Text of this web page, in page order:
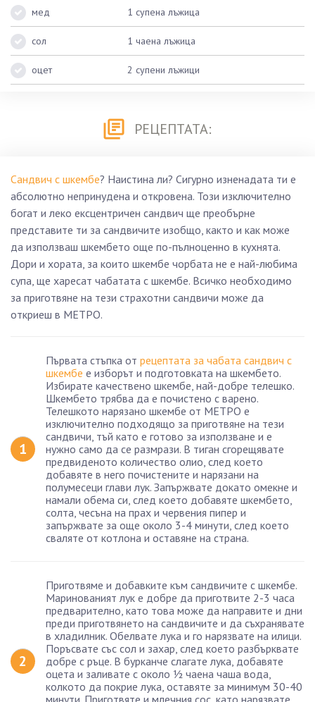
мед 1 супена лъжица
сол 1 чаена лъжица
оцет 2 супени лъжици
РЕЦЕПТАТА:
Сандвич с шкембе? Наистина ли? Сигурно изненадата ти е
абсолютно непринудена и откровена. Този изключително
богат и леко ексцентричен сандвич ще преобърне
представите ти за сандвичите изобщо, както и как може
да използваш шкембето още по-пълноценно в кухнята.
Дори и хората, за които шкембе чорбата не е най-любима
супа, ще харесат чабатата с шкембе. Всичко необходимо
за приготвяне на тези страхотни сандвичи може да
откриеш в МЕТРО.
Първата стъпка от рецептата за чабата сандвич с
шкембе е изборът и подготовката на шкембето.
Избирате качествено шкембе, най-добре телешко.
Шкембето трябва да е почистено с варено.
Телешкото нарязано шкембе от МЕТРО е
изключително подходящо за приготвяне на тези
сандвичи, тъй като е готово за използване и е
нужно само да се размрази. В тиган сгорещявате
предвиденото количество олио, след което
добавяте в него почистените и нарязани на
полумесеци глави лук. Запържвате докато омекне и
намали обема си, след което добавяте шкембето,
солта, чесъна на прах и червения пипер и
запържвате за още около 3-4 минути, след което
сваляте от котлона и оставяне на страна.
Приготвяме и добавките към сандвичите с шкембе.
Маринованият лук е добре да приготвите 2-3 часа
предварително, като това може да направите и дни
преди приготвянето на сандвичите и да съхранявате
в хладилник. Обелвате лука и го нарязвате на илици.
Поръсвате със сол и захар, след което разбърквате
добре с ръце. В бурканче слагате лука, добавяте
оцета и заливате с около ½ чаена чаша вода,
колкото да покрие лука, оставяте за минимум 30-40
минути. Приготвяте и млечния сос, като нарязвате